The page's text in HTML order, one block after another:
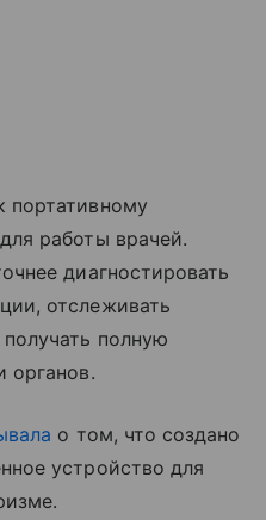
портативному
работы врачей.
диагностировать
отслеживать
полную
органов.
о том, что создано
устройство для